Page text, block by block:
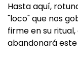
Hasta aquí,
"loco" que nos
firme en su
abandonará este